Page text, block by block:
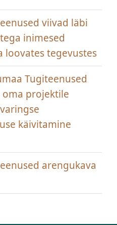
viivad läbi
inimesed
loovates tegevustes
Tugiteenused
oma projektile
käivitamine
arengukava